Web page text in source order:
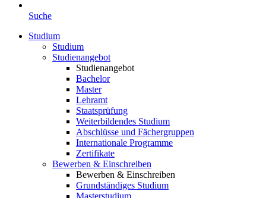
Suche
Studium
Studium
Studienangebot
Studienangebot
Bachelor
Master
Lehramt
Staatsprüfung
Weiterbildendes Studium
Abschlüsse und Fächergruppen
Internationale Programme
Zertifikate
Bewerben & Einschreiben
Bewerben & Einschreiben
Grundständiges Studium
Masterstudium